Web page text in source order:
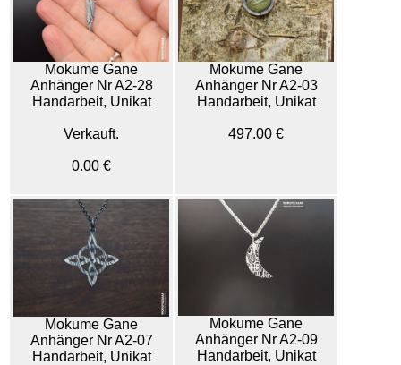
Mokume Gane
Anhänger Nr A2-28
Handarbeit, Unikat
Verkauft.
0.00 €
Mokume Gane
Anhänger Nr A2-03
Handarbeit, Unikat
497.00 €
Mokume Gane
Anhänger Nr A2-07
Handarbeit, Unikat
Mokume Gane
Anhänger Nr A2-09
Handarbeit, Unikat